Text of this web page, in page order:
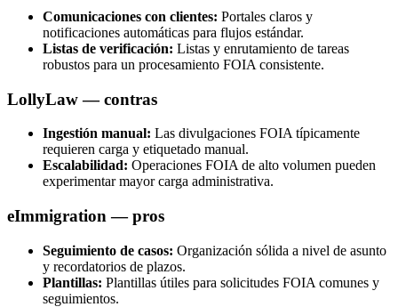
Comunicaciones con clientes: Portales claros y
notificaciones automáticas para flujos estándar.
Listas de verificación: Listas y enrutamiento de tareas
robustos para un procesamiento FOIA consistente.
LollyLaw — contras
Ingestión manual: Las divulgaciones FOIA típicamente
requieren carga y etiquetado manual.
Escalabilidad: Operaciones FOIA de alto volumen pueden
experimentar mayor carga administrativa.
eImmigration — pros
Seguimiento de casos: Organización sólida a nivel de asunto
y recordatorios de plazos.
Plantillas: Plantillas útiles para solicitudes FOIA comunes y
seguimientos.